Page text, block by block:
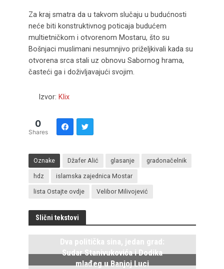
Za kraj smatra da u takvom slučaju u budućnosti
neće biti konstruktivnog poticaja budućem
multietničkom i otvorenom Mostaru, što su
Bošnjaci muslimani nesumnjivo priželjkivali kada su
otvorena srca stali uz obnovu Sabornog hrama,
časteći ga i doživljavajući svojim.
Izvor: Klix
0
Shares
Oznake Džafer Alić glasanje gradonačelnik
hdz islamska zajednica Mostar
lista Ostajte ovdje Velibor Milivojević
Slični tekstovi
Dva politička sina, jedan grad:
Sudar Stanivukovića i Dodika
mlađeg u Banjoj Luci